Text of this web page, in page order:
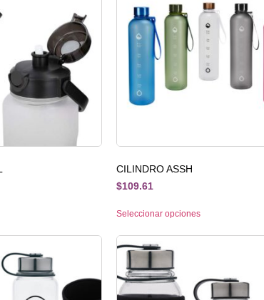
CILINDRO ASSH
$109.61
Seleccionar opciones